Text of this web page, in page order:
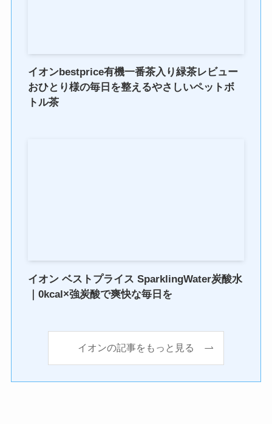
イオンbestprice有機一番茶入り緑茶レビュー
おひとり様の毎日を整えるやさしいペットボ
トル茶
イオン ベストプライス SparklingWater炭酸水
｜0kcal×強炭酸で爽快な毎日を
イオンの記事をもっと見る